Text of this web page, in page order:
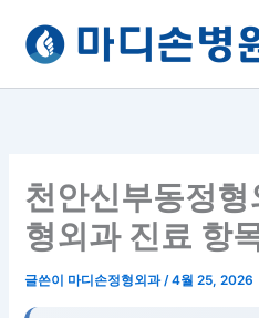
로
천안신부동정
형외과 진료 항
글쓴이 마디손정형외과/4월 25, 2026